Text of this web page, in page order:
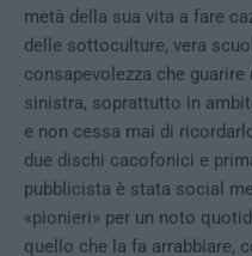
metà della sua vita a fare
delle sottoculture, vera
consapevolezza che
sinistra, soprattutto in
e non cessa mai di
due dischi cacofonici e
pubblicista è stata social
«pionieri» per un noto
quello che la fa arrabbiare,